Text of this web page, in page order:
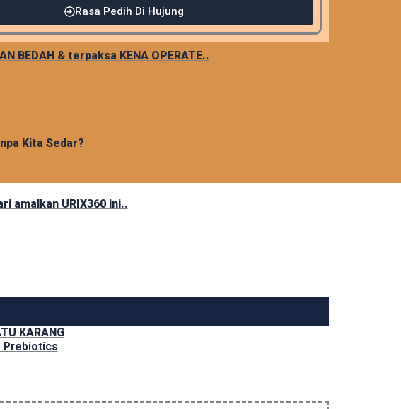
Rasa Pedih Di Hujung
BEDAH & terpaksa KENA OPERATE..
Kita Sedar?
amalkan URIX360 ini..
KARANG
Prebiotics